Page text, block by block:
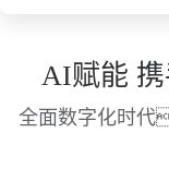
AI赋能
全面数字化时